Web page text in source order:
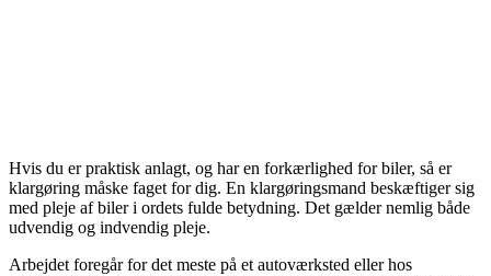
Hvis du er praktisk anlagt, og har en forkærlighed for biler, så er
klargøring måske faget for dig. En klargøringsmand beskæftiger sig
med pleje af biler i ordets fulde betydning. Det gælder nemlig både
udvendig og indvendig pleje.
Arbejdet foregår for det meste på et autoværksted eller hos